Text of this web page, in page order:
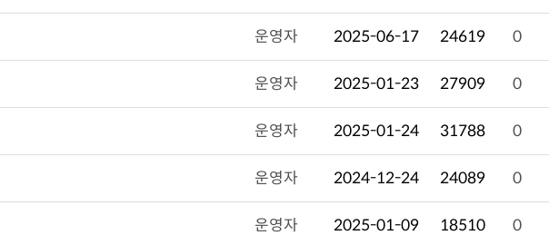
운영자 2025-06-17 24619 0
운영자 2025-01-23 27909 0
운영자 2025-01-24 31788 0
운영자 2024-12-24 24089 0
운영자 2025-01-09 18510 0